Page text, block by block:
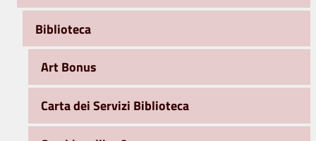
Biblioteca
Art Bonus
Carta dei Servizi Biblioteca